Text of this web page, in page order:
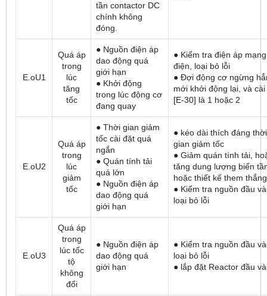
tần contactor DC
chính không
đóng.
E.oU1
Quá áp
trong
lúc
tăng
tốc
● Nguồn điện áp
dao động quá
giới hạn
● Khởi động
trong lúc động cơ
đang quay
● Kiểm tra điện áp mạng
điện, loại bỏ lỗi
● Đợi động cơ ngừng
mới khởi động lại, và cài
[E-30] là 1 hoặc 2
E.oU2
Quá áp
trong
lúc
giảm
tốc
● Thời gian giảm
tốc cài đặt quá
ngắn
● Quán tính tải
quá lớn
● Nguồn điện áp
dao động quá
giới hạn
● kéo dài thích đáng thời
gian giảm tốc
● Giảm quán tính tải,
tăng dung lượng biến
hoặc thiết kế them thắng
● Kiểm tra nguồn đầu
loại bỏ lỗi
E.oU3
Quá áp
trong
lúc tốc
tộ
không
đổi
● Nguồn điện áp
dao động quá
giới hạn
● Kiểm tra nguồn đầu
loại bỏ lỗi
● lắp đặt Reactor đầu